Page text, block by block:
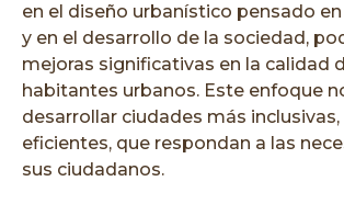
en el diseño urbanístico pensado
y en el desarrollo de la sociedad,
mejoras significativas en la calidad
habitantes urbanos. Este enfoque
desarrollar ciudades más inclusivas,
eficientes, que respondan a las
sus ciudadanos.